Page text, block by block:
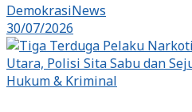
DemokrasiNews
30/07/2026
Hukum & Kriminal